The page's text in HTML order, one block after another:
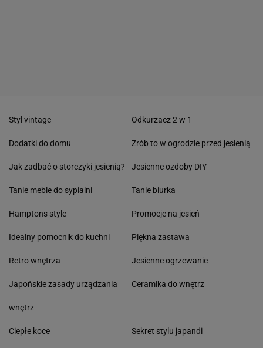
Styl vintage
Dodatki do domu
Jak zadbać o storczyki jesienią?
Tanie meble do sypialni
Hamptons style
Idealny pomocnik do kuchni
Retro wnętrza
Japońskie zasady urządzania
wnętrz
Odkurzacz 2 w 1
Zrób to w ogrodzie przed jesienią
Jesienne ozdoby DIY
Tanie biurka
Promocje na jesień
Piękna zastawa
Jesienne ogrzewanie
Ceramika do wnętrz
Ciepłe koce Sekret stylu japandi